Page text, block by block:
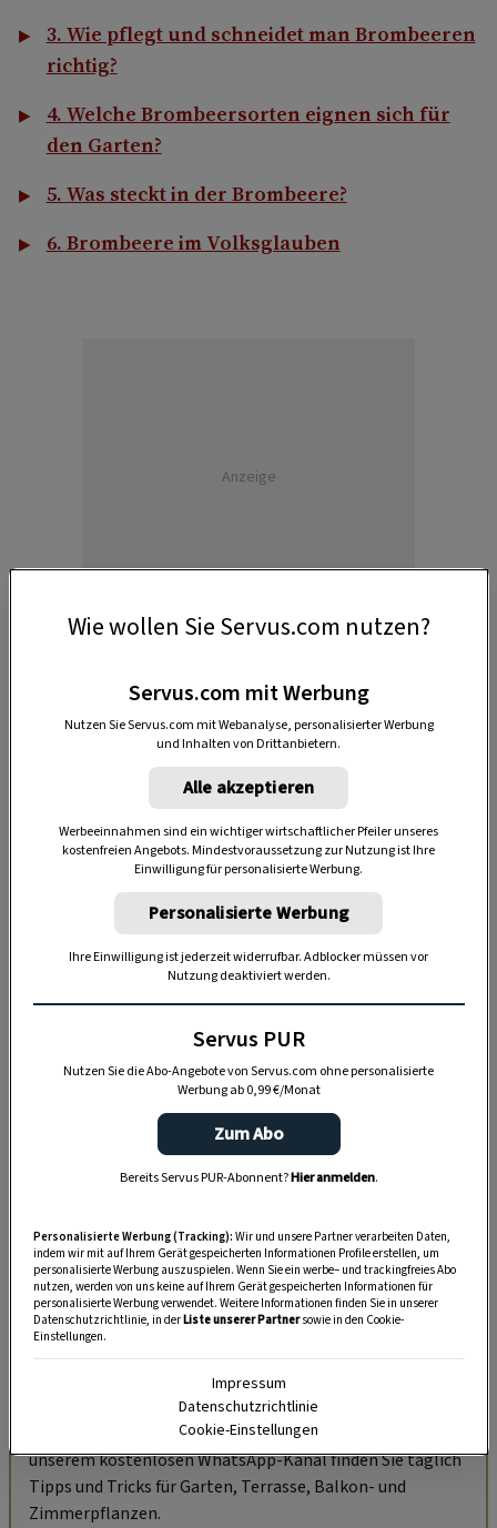
3. Wie pflegt und schneidet man Brombeeren
richtig?
4. Welche Brombeersorten eignen sich für
den Garten?
5. Was steckt in der Brombeere?
6. Brombeere im Volksglauben
Anzeige
1. Brombeere im Kurzporträt
Die Brombeere gehört zu denRosengewächsen
und wächst inganz Mitteleuropa– wild in
Hecken und Waldrändern, kultiviert im
Hausgarten. Ihre regionalen Namen verraten,
wie tief sie im Alltag verwurzelt ist: Am
Wörthersee kennt man sie alsMurn, in
Oberösterreich alsBromba, im Pinzgau als
Brombee.
„Servus Garten“ auf WhatsApp
Nutzen Sie WhatsApp auf Ihrem Handy und lieben es, auf
dem Balkon, der Terrasse oder im Garten zu werkeln? In
unserem kostenlosen WhatsApp-Kanal finden Sie täglich
Tipps und Tricks für Garten, Terrasse, Balkon- und
Zimmerpflanzen.
Wie wollen Sie Servus.com nutzen?
Servus.com mit Werbung
Nutzen Sie Servus.com mit Webanalyse, personalisierter Werbung
und Inhalten von Drittanbietern.
Alle akzeptieren
Werbeeinnahmen sind ein wichtiger wirtschaftlicher Pfeiler unseres
kostenfreien Angebots. Mindestvoraussetzung zur Nutzung ist Ihre
Einwilligung für personalisierte Werbung.
Personalisierte Werbung
Ihre Einwilligung ist jederzeit widerrufbar. Adblocker müssen vor
Nutzung deaktiviert werden.
Servus PUR
Nutzen Sie die Abo-Angebote von Servus.com ohne personalisierte
Werbung ab 0,99 €/Monat
Zum Abo
Bereits Servus PUR-Abonnent?Hier anmelden.
Personalisierte Werbung (Tracking): Wir und unsere Partner verarbeiten Daten,
indem wir mit auf Ihrem Gerät gespeicherten Informationen Profile erstellen, um
personalisierte Werbung auszuspielen. Wenn Sie ein werbe– und trackingfreies Abo
nutzen, werden von uns keine auf Ihrem Gerät gespeicherten Informationen für
personalisierte Werbung verwendet. Weitere Informationen finden Sie in unserer
Datenschutzrichtlinie, in derListe unserer Partnersowie in den Cookie-
Einstellungen.
Impressum
Datenschutzrichtlinie
Cookie-Einstellungen